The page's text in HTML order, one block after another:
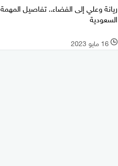
ريانة وعلي إلى الفضاء.. تفاصيل المهمة
السعودية
l 16 مايو 2023